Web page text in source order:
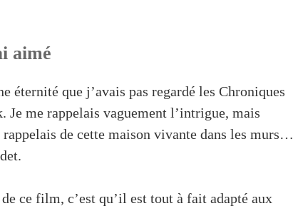
aimé
éternité que j’avais pas regardé les Chroniques
Je me rappelais vaguement l’intrigue, mais
de cette maison vivante dans les murs…
ce film, c’est qu’il est tout à fait adapté aux